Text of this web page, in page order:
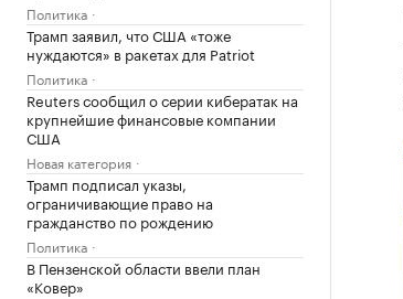
Политика
Трамп заявил, что США «тоже
нуждаются» в ракетах для Patriot
Политика
Reuters сообщил о серии кибератак на
крупнейшие финансовые компании
США
Новая категория
Трамп подписал указы,
ограничивающие право на
гражданство по рождению
Политика
В Пензенской области ввели план
«Ковер»